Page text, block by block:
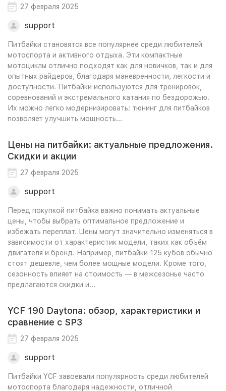
27 февраля 2025
support
Питбайки становятся все популярнее среди любителей
мотоспорта и активного отдыха. Эти компактные
мотоциклы отлично подходят как для новичков, так и для
опытных райдеров, благодаря маневренности, легкости и
доступности. Питбайки используются для тренировок,
соревнований и экстремального катания по бездорожью.
Их можно легко модернизировать: тюнинг для питбайков
позволяет улучшить мощность...
Цены на питбайки: актуальные предложения.
Скидки и акции
27 февраля 2025
support
Перед покупкой питбайка важно понимать актуальные
цены, чтобы выбрать оптимальное предложение и
избежать переплат. Цены могут значительно изменяться в
зависимости от характеристик модели, таких как объём
двигателя и бренд. Например, питбайки 125 кубов обычно
стоят дешевле, чем более мощные модели. Кроме того,
сезонность влияет на стоимость — в межсезонье часто
предлагаются скидки и...
YCF 190 Daytona: обзор, характеристики и
сравнение с SP3
27 февраля 2025
support
Питбайки YCF завоевали популярность среди любителей
мотоспорта благодаря надежности, отличной